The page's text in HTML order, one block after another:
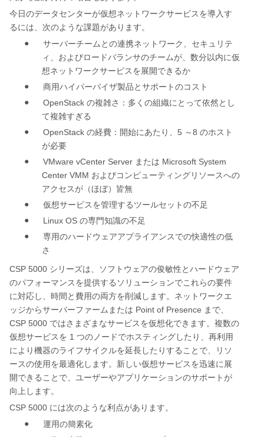
今日のデータセンターが仮想ネットワークサービスを導入す
るには、次のような課題があります。
●
サーバーチームとの連携ネットワーク、セキュリテ
ィ、およびロードバランサのチームが、数分以内に仮
想ネットワークサービスを展開できるか
● 商用ハイパーバイザ製品とサポートのコスト
● OpenStack の複雑さ：多くの組織にとって依然とし
て複雑すぎる
● OpenStack の経費：開始にあたり、 5 ～ 8 のホスト
が必要
● VMware vCenter Server または Microsoft System
Center VMM およびコンピューティングリソースへの
アクセスが（ほぼ）皆無
● 仮想サービスを管理するツールセットの不足
● Linux OS の専門知識の不足
●
専用のハードウェアアプライアンスでの快適性の低
さ
CSP 5000 シリーズは、ソフトウェアの俊敏性とハードウェア
のパフォーマンスを提供するソリューションでこれらの要件
に対応し、時間と費用の両方を削減します。ネットワークエ
ッジからサーバーファームまたは Point of Presence まで、
CSP 5000 ではさまざまなサービスを仮想化できます。複数の
仮想サービスを 1 つのノードでホスティングしたり、再利用
により機器のライフサイクルを延長したりすることで、リソ
ースの使用を最適化します。新しい仮想サービスを迅速に展
開できることで、ユーザーやアプリケーションのサポートが
向上します。
CSP 5000 には次のような利点があります。
● 運用の簡素化